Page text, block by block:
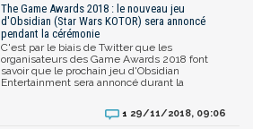
The Game Awards 2018 : le nouveau jeu
d'Obsidian (Star Wars KOTOR) sera annoncé
pendant la cérémonie
C'est par le biais de Twitter que les
organisateurs des Game Awards 2018 font
savoir que le prochain jeu d'Obsidian
Entertainment sera annoncé durant la
1 29/11/2018, 09:06